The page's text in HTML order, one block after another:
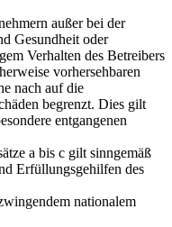
außer bei der
Gesundheit oder
Verhalten des Betreibers
vorhersehbaren
nach auf die
begrenzt. Dies gilt
entgangenen
a bis c gilt sinngemäß
Erfüllungsgehilfen des
nationalem